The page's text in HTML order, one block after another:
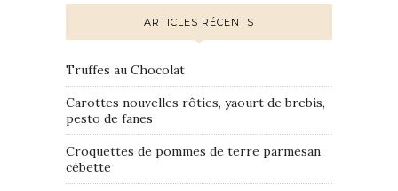
ARTICLES RÉCENTS
Truffes au Chocolat
Carottes nouvelles rôties, yaourt de brebis,
pesto de fanes
Croquettes de pommes de terre parmesan
cébette